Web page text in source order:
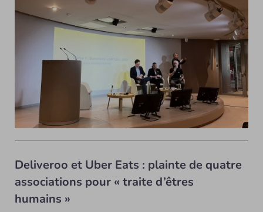
Deliveroo et Uber Eats : plainte de quatre
associations pour « traite d’êtres
humains »